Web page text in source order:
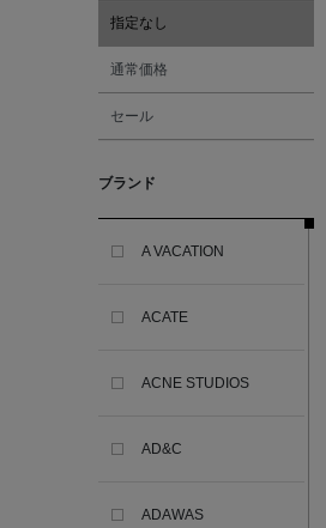
指定なし
通常価格
セール
ブランド
A VACATION
ACATE
ACNE STUDIOS
AD&C
ADAWAS